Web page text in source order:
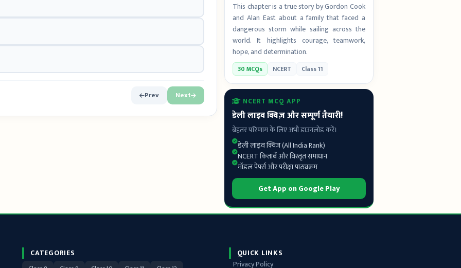
Prev Next
This chapter is a true story by Gordon Cook
and Alan East about a family that faced a
dangerous storm while sailing across the
world. It highlights courage, teamwork,
hope, and determination.
30 MCQs NCERT Class 11
NCERT MCQ APP
डेली लाइव क्विज़ और सम्पूर्ण तैयारी!
बेहतर परिणाम के लिए अभी डाउनलोड करें।
डेली लाइव क्विज़ (All India Rank)
NCERT किताबें और विस्तृत समाधान
मॉडल पेपर्स और परीक्षा पाठ्यक्रम
Get App on Google Play
CATEGORIES
QUICK LINKS
Privacy Policy